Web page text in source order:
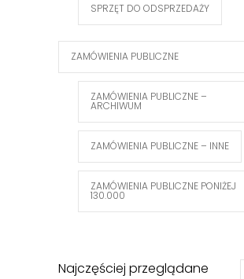
SPRZĘT DO ODSPRZEDAŻY
ZAMÓWIENIA PUBLICZNE
ZAMÓWIENIA PUBLICZNE –
ARCHIWUM
ZAMÓWIENIA PUBLICZNE – INNE
ZAMÓWIENIA PUBLICZNE PONIŻEJ
130.000
Najczęściej przeglądane